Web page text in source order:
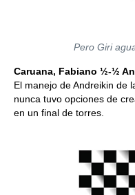
Pero Giri
Caruana, Fabiano ½-½
El manejo de Andreikin de
nunca tuvo opciones de
en un final de torres.